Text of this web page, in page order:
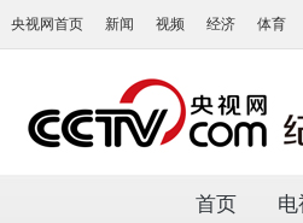
央视网首页 新闻 视频 经济 体育
首页 电